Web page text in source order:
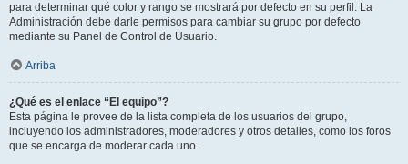
para determinar qué color y rango se mostrará por defecto en su perfil. La
Administración debe darle permisos para cambiar su grupo por defecto
mediante su Panel de Control de Usuario.
Arriba
¿Qué es el enlace “El equipo”?
Esta página le provee de la lista completa de los usuarios del grupo,
incluyendo los administradores, moderadores y otros detalles, como los foros
que se encarga de moderar cada uno.